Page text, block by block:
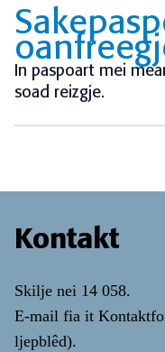
In paspoart mei
soad reizgje.
Kontakt
Skilje nei 14 058.
E-mail fia it
ljepblêd).